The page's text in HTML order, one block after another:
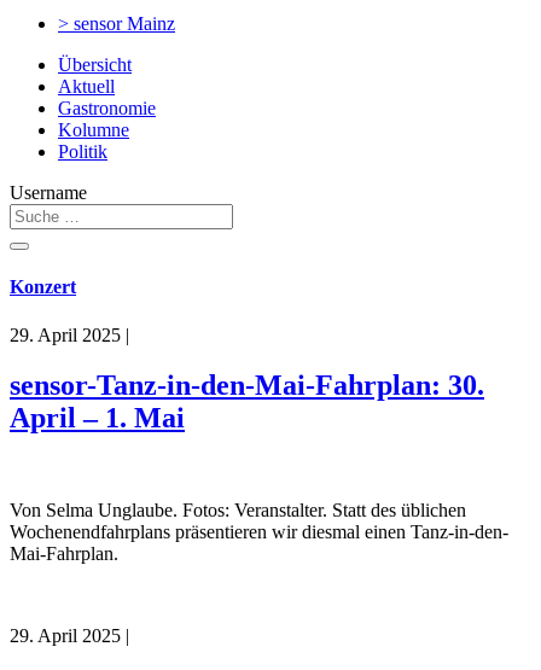
> sensorMainz
Übersicht
Aktuell
Gastronomie
Kolumne
Politik
Username
Konzert
29. April 2025 |
sensor-Tanz-in-den-Mai-Fahrplan: 30.
April – 1. Mai
Von Selma Unglaube. Fotos: Veranstalter. Statt des üblichen
Wochenendfahrplans präsentieren wir diesmal einen Tanz-in-den-
Mai-Fahrplan.
29. April 2025 |